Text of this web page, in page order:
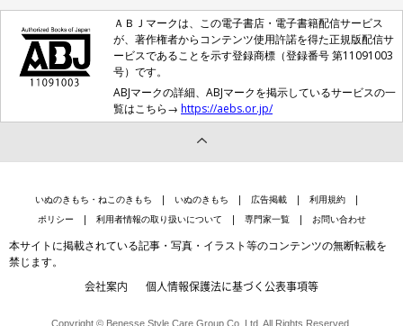
TEL：044-589-7137
参考／「ねこのきもち」2019年6月号『猫のために何ができるの
だろうか』
※この記事で使用している画像は2019年6月号『猫のために何が
ＡＢＪマークは、この電子書店・電子書籍配信サービス
が、著作権者からコンテンツ使用許諾を得た正規版配信サ
ービスであることを示す登録商標（登録番号 第11091003
号）です。
ABJマークの詳細、ABJマークを掲示しているサービスの一
覧はこちら→ https://aebs.or.jp/
いぬのきもち・ねこのきもち いぬのきもち 広告掲載
利用規約
ポリシー
利用者情報の取り扱いについて 専門家一覧 お問い合わせ
本サイトに掲載されている記事・写真・イラスト等のコンテンツの無断転載を
禁じます。
会社案内 個人情報保護法に基づく公表事項等
Copyright © Benesse Style Care Group Co.,Ltd. All Rights Reserved.